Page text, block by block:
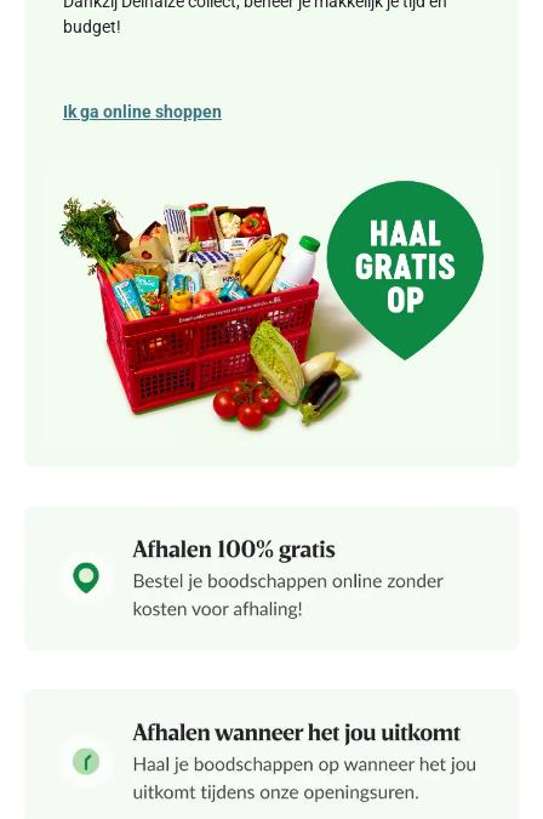
budget!
Ik ga onlineshoppen